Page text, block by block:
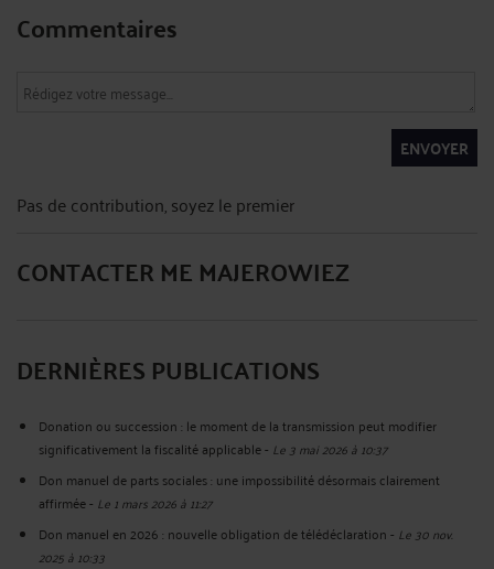
Commentaires
ENVOYER
Pas de contribution, soyez le premier
CONTACTER ME MAJEROWIEZ
DERNIÈRES PUBLICATIONS
Donation ou succession : le moment de la transmission peut modifier
significativement la fiscalité applicable- Le 3 mai 2026 à 10:37
Don manuel de parts sociales : une impossibilité désormais clairement
affirmée- Le 1 mars 2026 à 11:27
Don manuel en 2026 : nouvelle obligation de télédéclaration- Le 30 nov.
2025 à 10:33